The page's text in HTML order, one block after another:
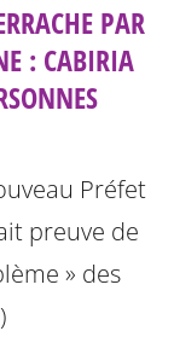
PAR
: CABIRIA
Préfet
preuve de
» des